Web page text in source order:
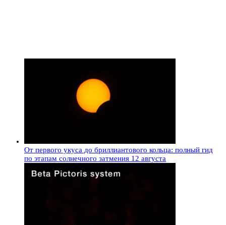
От первого укуса до бриллиантового кольца: полный гид
по этапам солнечного затмения 12 августа